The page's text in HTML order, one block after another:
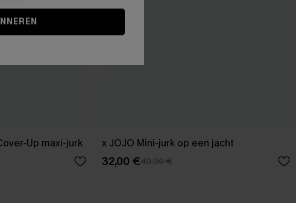
Up maxi-jurk x JOJO Mini-jurk op een jacht
32,00 €40,00 €